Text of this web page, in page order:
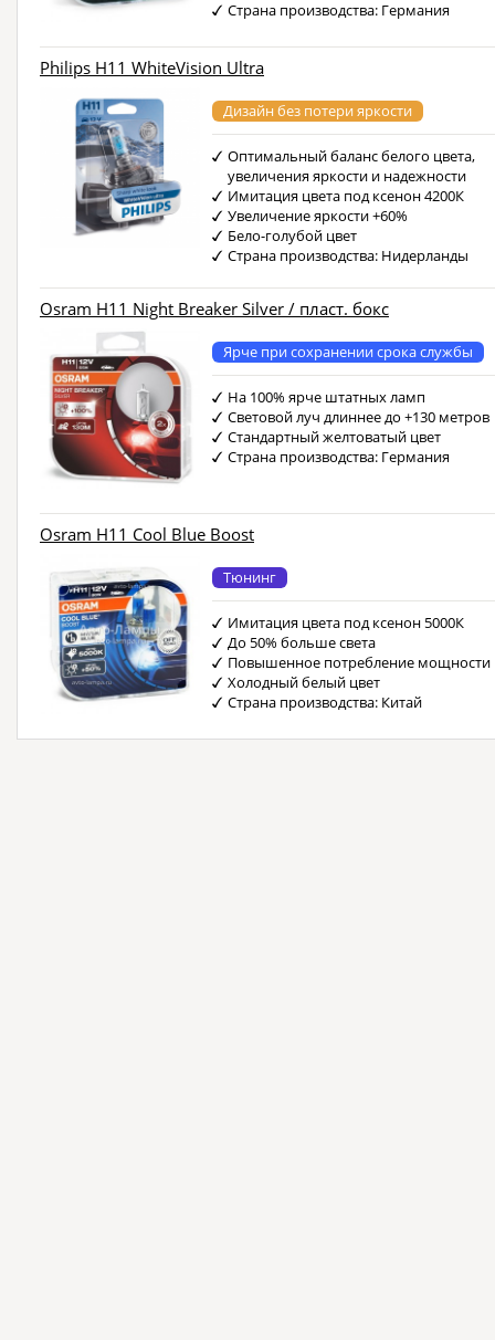
Страна производства: Германия
Philips H11 WhiteVision Ultra
Дизайн без потери яркости
Оптимальный баланс белого цвета,
увеличения яркости и надежности
Имитация цвета под ксенон 4200К
Увеличение яркости +60%
Бело-голубой цвет
Страна производства: Нидерланды
Osram H11 Night Breaker Silver / пласт. бокс
Ярче при сохранении срока службы
На 100% ярче штатных ламп
Световой луч длиннее до +130 метров
Стандартный желтоватый цвет
Страна производства: Германия
Osram H11 Cool Blue Boost
Тюнинг
Имитация цвета под ксенон 5000К
До 50% больше света
Повышенное потребление мощности
Холодный белый цвет
Страна производства: Китай